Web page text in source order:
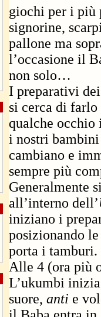
giochi per i più
signorine,
pallone ma
l’occasione il
non solo…
I preparativi
si cerca di farlo
qualche occhio
i nostri bambini
cambiano e
sempre più
Generalmente
all’interno dell’
iniziano i
posizionando
porta i tamburi.
Alle 4 (ora più
L’ukumbi
suore, anti e